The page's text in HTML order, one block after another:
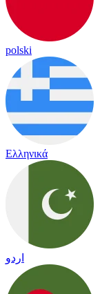
polski
Ελληνικά
اردو